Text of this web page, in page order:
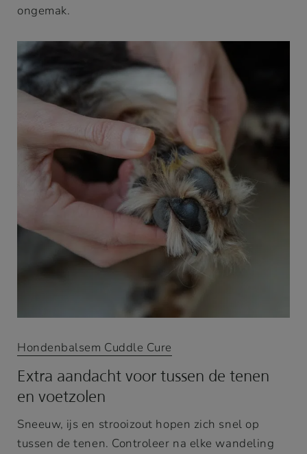
ongemak.
Hondenbalsem Cuddle Cure
Extra aandacht voor tussen de tenen
en voetzolen
Sneeuw, ijs en strooizout hopen zich snel op
tussen de tenen. Controleer na elke wandeling